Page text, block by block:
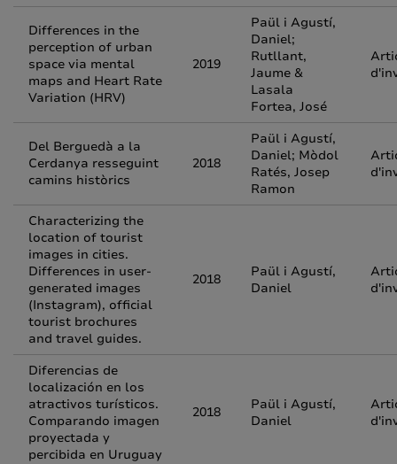
Differences in the
perception of urban
space via mental
maps and Heart Rate
Variation (HRV)
2019
Paül i Agustí,
Daniel;
Rutllant,
Jaume &
Lasala
Fortea, José
Del Berguedà a la
Cerdanya resseguint
camins històrics
2018
Paül i Agustí,
Daniel; Mòdol
Ratés, Josep
Ramon
Characterizing the
location of tourist
images in cities.
Differences in user-
generated images
(Instagram), official
tourist brochures
and travel guides.
2018
Paül i Agustí,
Daniel
Diferencias de
localización en los
atractivos turísticos.
Comparando imagen
proyectada y
percibida en Uruguay
2018
Paül i Agustí,
Daniel